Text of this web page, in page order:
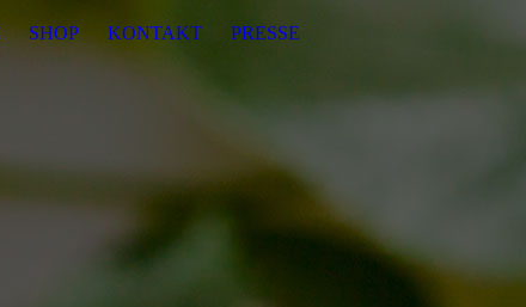
SHOP KONTAKT PRESSE